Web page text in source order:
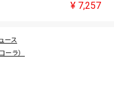
¥ 7,257
ース
ーラ）